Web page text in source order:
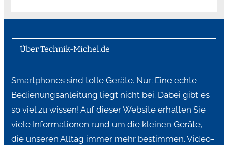
Über Technik-Michel.de
Smartphones sind tolle Geräte. Nur: Eine echte
Bedienungsanleitung liegt nicht bei. Dabei gibt es
so viel zu wissen! Auf dieser Website erhalten Sie
viele Informationen rund um die kleinen Geräte,
die unseren Alltag immer mehr bestimmen. Video-